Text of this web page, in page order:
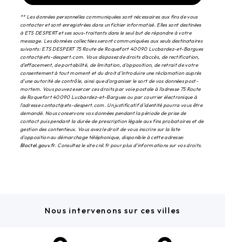
** Les données personnelles communiquées sont nécessaires aux fins de vous
contacter et sont enregistrées dans un fichier informatisé. Elles sont destinées
à ETS DESPERT et ses sous-traitants dans le seul but de répondre à votre
message. Les données collectées seront communiquées aux seuls destinataires
suivants: ETS DESPERT 75 Route de Roquefort 40090 Lucbardez-et-Bargues
contact@ets-despert.com. Vous disposez de droits d’accès, de rectification,
d’effacement, de portabilité, de limitation, d’opposition, de retrait de votre
consentement à tout moment et du droit d’introduire une réclamation auprès
d’une autorité de contrôle, ainsi que d’organiser le sort de vos données post-
mortem. Vous pouvez exercer ces droits par voie postale à l'adresse 75 Route
de Roquefort 40090 Lucbardez-et-Bargues ou par courrier électronique à
l'adresse contact@ets-despert.com. Un justificatif d'identité pourra vous être
demandé. Nous conservons vos données pendant la période de prise de
contact puis pendant la durée de prescription légale aux fins probatoires et de
gestion des contentieux. Vous avez le droit de vous inscrire sur la liste
d'opposition au démarchage téléphonique, disponible à cette adresse:
Bloctel.gouv.fr. Consultez le site cnil.fr pour plus d’informations sur vos droits.
Nous intervenons sur ces villes